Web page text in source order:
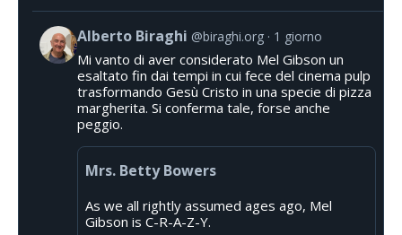
Alberto Biraghi @biraghi.org 1 giorno
Mi vanto di aver considerato Mel Gibson un
esaltato fin dai tempi in cui fece del cinema pulp
trasformando Gesù Cristo in una specie di pizza
margherita. Si conferma tale, forse anche
peggio.
Mrs. Betty Bowers
As we all rightly assumed ages ago, Mel
Gibson is C-R-A-Z-Y.